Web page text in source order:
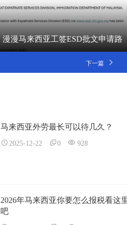
漫漫马来西亚工签ESD批文申请路
下一篇
马来西亚外劳最长可以待几久？
2025-12-22 0 928
2026年马来西亚你要怎么报税看这
吧